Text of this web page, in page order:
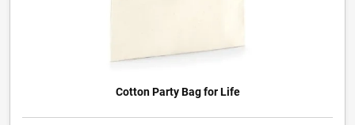
Cotton Party Bag for Life